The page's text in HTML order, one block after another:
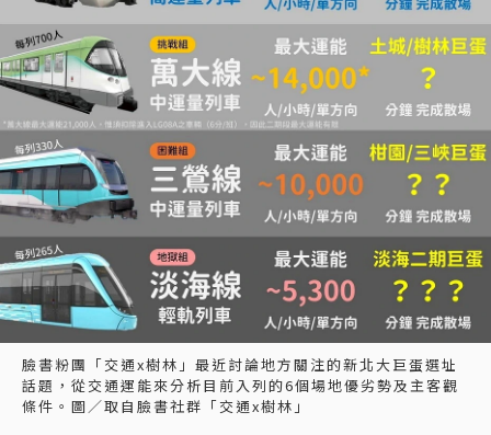
臉書粉團「交通x樹林」最近討論地方關注的新北大巨蛋選址
話題，從交通運能來分析目前入列的6個場地優劣勢及主客觀
條件。圖／取自臉書社群「交通x樹林」